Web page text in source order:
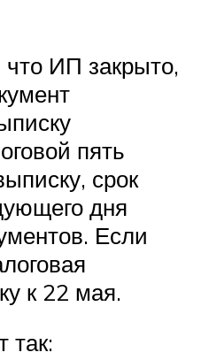
ИП закрыто,
пять
срок
дня
Если
к 22 мая.
так: